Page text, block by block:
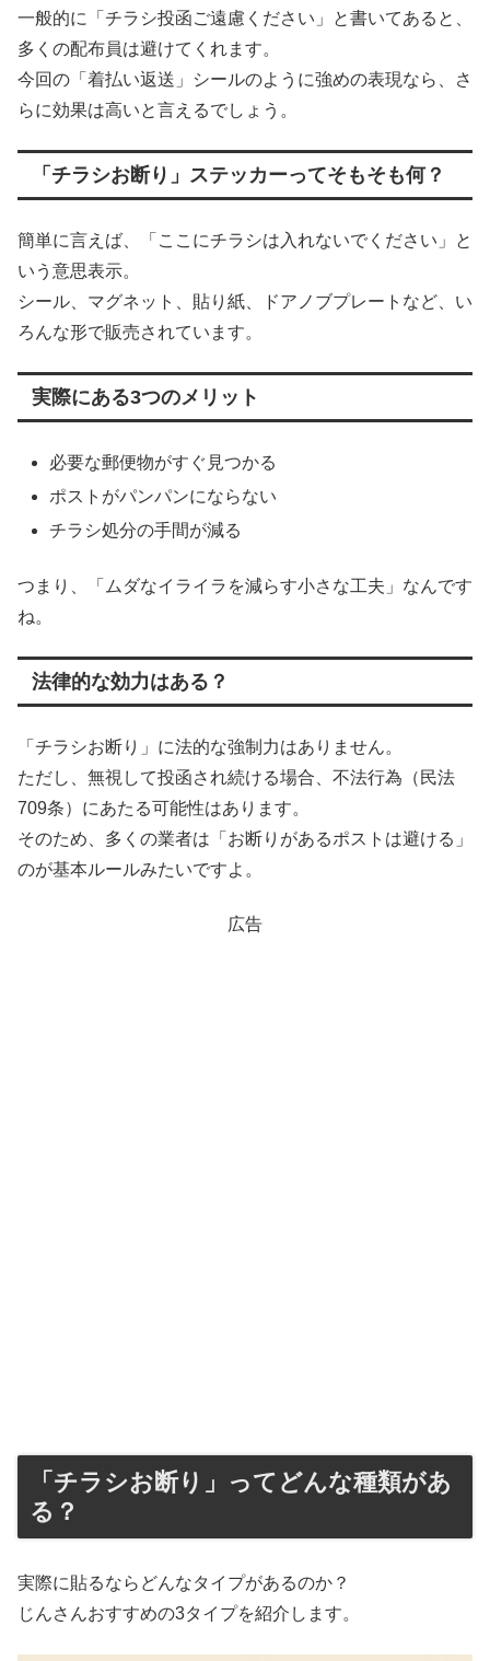
一般的に「チラシ投函ご遠慮ください」と書いてあると、
多くの配布員は避けてくれます。
今回の「着払い返送」シールのように強めの表現なら、さ
らに効果は高いと言えるでしょう。
「チラシお断り」ステッカーってそもそも何？
簡単に言えば、「ここにチラシは入れないでください」と
いう意思表示。
シール、マグネット、貼り紙、ドアノブプレートなど、い
ろんな形で販売されています。
実際にある3つのメリット
必要な郵便物がすぐ見つかる
ポストがパンパンにならない
チラシ処分の手間が減る
つまり、「ムダなイライラを減らす小さな工夫」なんです
ね。
法律的な効力はある？
「チラシお断り」に法的な強制力はありません。
ただし、無視して投函され続ける場合、不法行為（民法
709条）にあたる可能性はあります。
そのため、多くの業者は「お断りがあるポストは避ける」
のが基本ルールみたいですよ。
広告
「チラシお断り」ってどんな種類があ
る？
実際に貼るならどんなタイプがあるのか？
じんさんおすすめの3タイプを紹介します。